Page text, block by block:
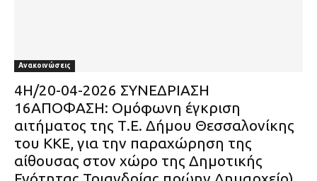
Ανακοινώσεις
4Η/20-04-2026 ΣΥΝΕΔΡΙΑΣΗ
16ΑΠΟΦΑΣΗ: Ομόφωνη έγκριση
αιτήματος της Τ.Ε. Δήμου Θεσσαλονίκης
του ΚΚΕ, για την παραχώρηση της
αίθουσας στον χώρο της Δημοτικής